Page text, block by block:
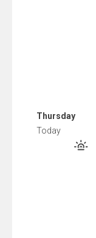
Thursday
Today